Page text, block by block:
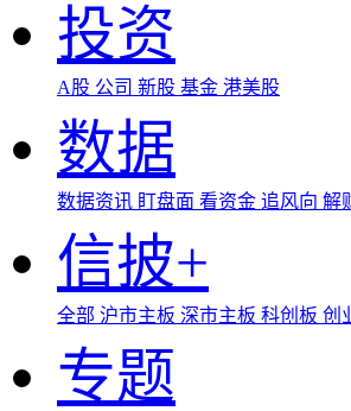
投资
A股 公司 新股 基金 港美股
数据
数据资讯 盯盘面 看资金 追风向 解
信披+
全部 沪市主板 深市主板 科创板 创
专题